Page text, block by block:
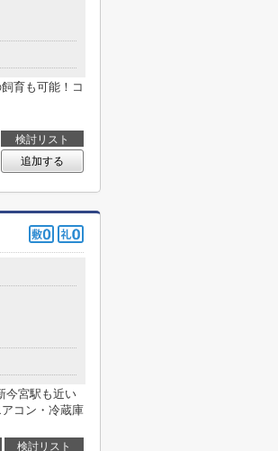
育も可能！コ
検討リスト
追加する
今宮駅も近い
コン・冷蔵庫
検討リスト